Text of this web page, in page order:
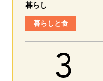
暮らし
暮らしと食